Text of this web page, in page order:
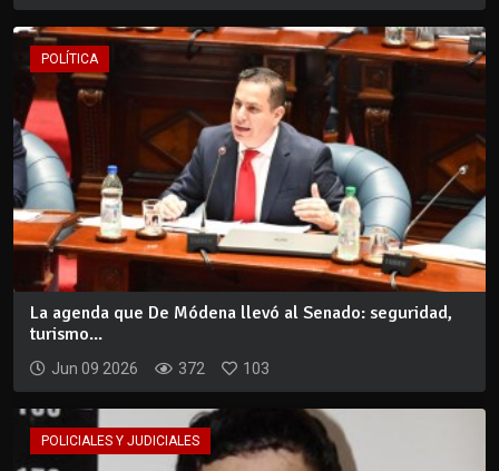
POLÍTICA
La agenda que De Módena llevó al Senado: seguridad,
turismo...
Jun 09 2026 372 103
POLICIALES Y JUDICIALES